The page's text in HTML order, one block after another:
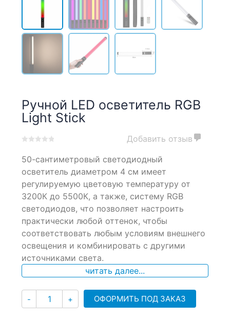
Ручной LED осветитель RGB
Light Stick
out
on
customer
ratings
Добавить отзыв
50-сантиметровый светодиодный
осветитель диаметром 4 см имеет
регулируемую цветовую температуру от
3200К до 5500К, а также, систему RGB
светодиодов, что позволяет настроить
практически любой оттенок, чтобы
соответствовать любым условиям внешнего
освещения и комбинировать с другими
источниками света.
читать далее...
- Количество
+ ОФОРМИТЬ ПОД ЗАКАЗ